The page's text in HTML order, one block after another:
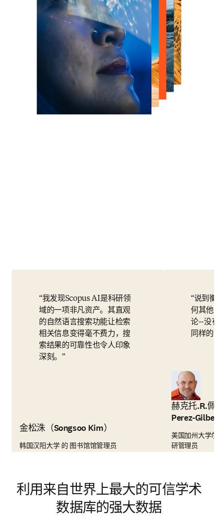
我发现Scopus AI是科研领
域的一项非凡资产。其直观
的自然语言搜索功能让检索
相关信息变得毫不费力，搜
索结果的可靠性也令人印象
深刻。
金松洙（Songsoo Kim）
韩国汉阳大学 的 图书馆馆管理员
说到
何其他
论--没
同样的
赫克托.R.
Perez-Gilbe
美国加州大学
研管理员
利用来自世界上最大的可信学术
数据库的强大数据